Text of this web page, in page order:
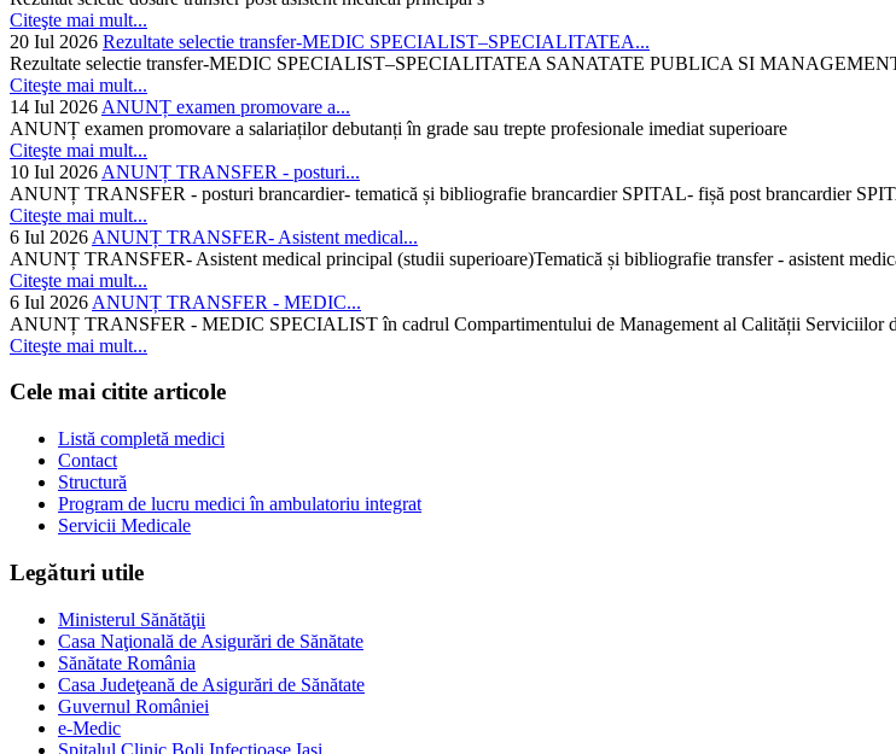
Citeşte mai mult...
20 Iul 2026 Rezultate selectie transfer-MEDIC SPECIALIST–SPECIALITATEA...
Rezultate selectie transfer-MEDIC SPECIALIST–SPECIALITATEA SANATATE PUBLICA SI
Citeşte mai mult...
14 Iul 2026 ANUNȚ examen promovare a...
ANUNȚ examen promovare a salariaților debutanți în grade sau trepte profesionale imediat superioare
Citeşte mai mult...
10 Iul 2026 ANUNȚ TRANSFER - posturi...
ANUNȚ TRANSFER - posturi brancardier- tematică și bibliografie brancardier SPITAL- fișă post brancardier
Citeşte mai mult...
6 Iul 2026 ANUNȚ TRANSFER- Asistent medical...
ANUNȚ TRANSFER- Asistent medical principal (studii superioare)Tematică și bibliografie transfer - asistent
Citeşte mai mult...
6 Iul 2026 ANUNȚ TRANSFER - MEDIC...
ANUNȚ TRANSFER - MEDIC SPECIALIST în cadrul Compartimentului de Management al Calității Serviciilor
Citeşte mai mult...
Cele mai citite articole
Listă completă medici
Contact
Structură
Program de lucru medici în ambulatoriu integrat
Servicii Medicale
Legături utile
Ministerul Sănătăţii
Casa Naţională de Asigurări de Sănătate
Sănătate România
Casa Judeţeană de Asigurări de Sănătate
Guvernul României
e-Medic
Spitalul Clinic Boli Infectioase Iasi